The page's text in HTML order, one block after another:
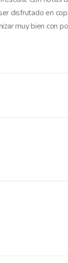
disfrutado en
muy bien con